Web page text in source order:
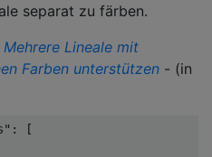
separat zu färben.
Mehrere Lineale mit
Farben unterstützen - (in
:
[